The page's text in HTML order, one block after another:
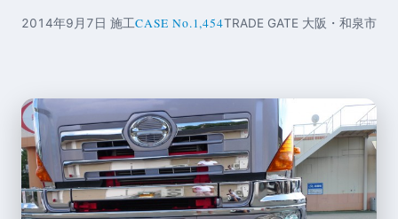
2014年9月7日 施工CASE No.1,454TRADE GATE 大阪・和泉市